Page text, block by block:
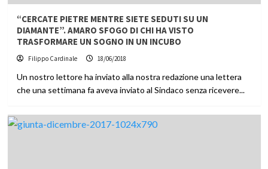
“CERCATE PIETRE MENTRE SIETE SEDUTI SU UN
DIAMANTE”. AMARO SFOGO DI CHI HA VISTO
TRASFORMARE UN SOGNO IN UN INCUBO
Filippo Cardinale 18/06/2018
Un nostro lettore ha inviato alla nostra redazione una lettera
che una settimana fa aveva inviato al Sindaco senza ricevere...